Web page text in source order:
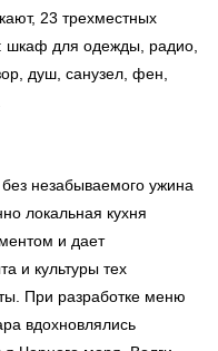
23 трехместных
шкаф для одежды, радио,
душ, санузел, фен,
незабываемого ужина
локальная кухня
и дает
и культуры тех
При разработке меню
вдохновлялись